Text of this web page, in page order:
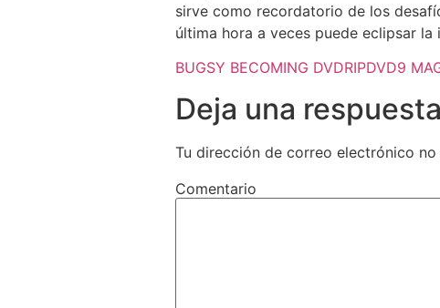
sirve como recordatorio de los
última hora a veces puede eclipsar
BUGSY BECOMING DVDRIPDVD9
Deja una respuesta
Tu dirección de correo electrónico no
Comentario